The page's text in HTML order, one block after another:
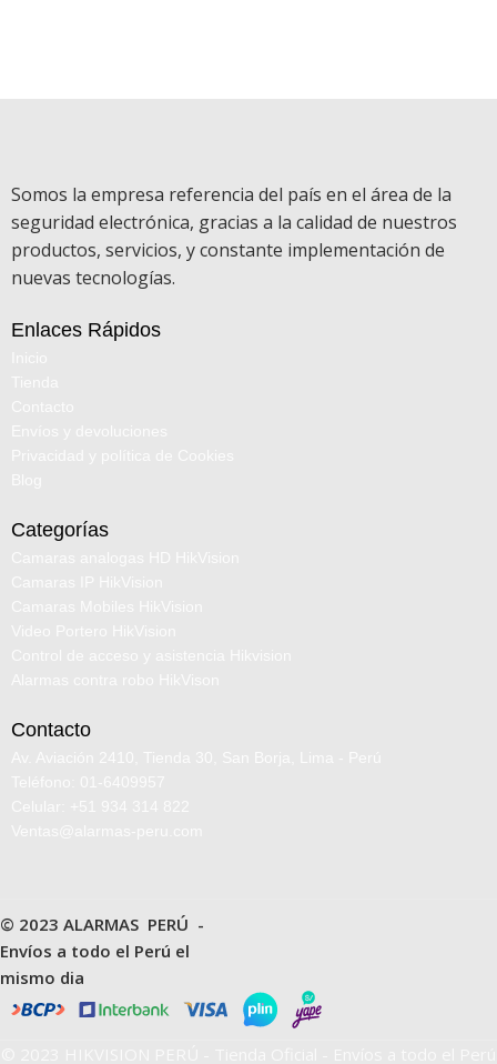
Somos la empresa referencia del país en el área de la
seguridad electrónica, gracias a la calidad de nuestros
productos, servicios, y constante implementación de
nuevas tecnologías.
Enlaces Rápidos
Categorías
Contacto
© 2023 ALARMAS PERÚ -
Envíos a todo el Perú el
mismo dia